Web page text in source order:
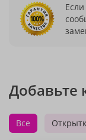
Добавьте
Все